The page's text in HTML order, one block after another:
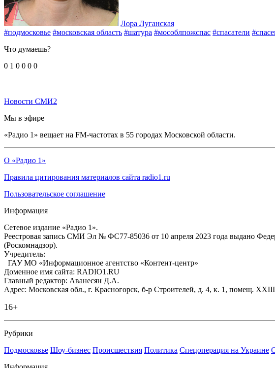
Лора Луганская
#подмосковье #московская область #шатура #мособлпожспас #спасатели
Что думаешь?
0 1 0 0 0 0
Новости СМИ2
Мы в эфире
«Радио 1» вещает на FM-частотах в 55 городах Московской области.
О «Радио 1»
Правила цитирования материалов сайта radio1.ru
Пользовательское соглашение
Информация
Сетевое издание «Радио 1».
Реестровая запись СМИ Эл № ФС77-85036 от 10 апреля 2023 года выдано
(Роскомнадзор).
Учредитель:
ГАУ МО «Информационное агентство «Контент-центр»
Доменное имя сайта: RADIO1.RU
Главный редактор: Аванесян Д.А.
Адрес: Московская обл., г. Красногорск, б-р Строителей, д. 4, к. 1, помещ. XXIII
16+
Рубрики
Подмосковье Шоу-бизнес Происшествия Политика Спецоперация на Украине